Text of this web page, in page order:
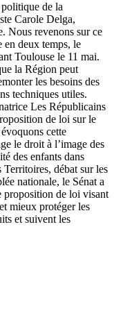
de la
Carole Delga,
Nous revenons sur ce
en deux temps, le
Toulouse le 11 mai.
la Région peut
les besoins des
techniques utiles.
Les Républicains
de loi sur le
cette
le droit à l’image des
des enfants dans
débat sur les
nationale, le Sénat a
proposition de loi visant
mieux protéger les
et suivent les